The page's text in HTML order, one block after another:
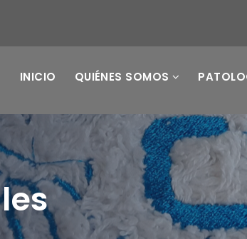
INICIO QUIÉNES SOMOS